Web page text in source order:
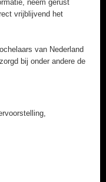
neem gerust
vrijblijvend het
van Nederland
bij onder andere de